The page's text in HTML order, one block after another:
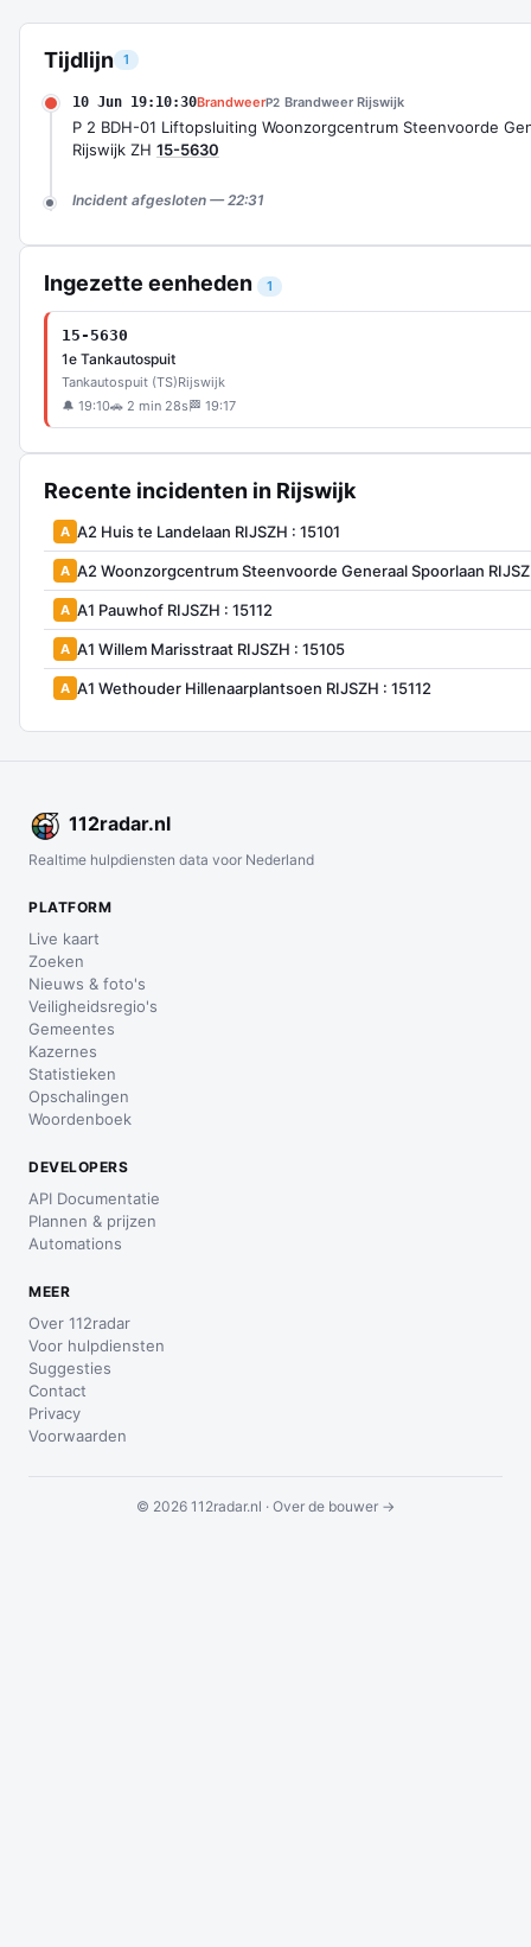
Tijdlijn 1
10 Jun 19:10:30BrandweerP2 Brandweer Rijswijk
P 2 BDH-01 Liftopsluiting Woonzorgcentrum Steenvoorde
Rijswijk ZH 15-5630
Incident afgesloten — 22:31
Ingezette eenheden 1
15-5630
1e Tankautospuit
Tankautospuit (TS)Rijswijk
🔔 19:10🚗 2 min 28s 🏁 19:17
Recente incidenten in Rijswijk
A A2 Huis te Landelaan RIJSZH : 15101
A A2 Woonzorgcentrum Steenvoorde Generaal Spoorlaan
A A1 Pauwhof RIJSZH : 15112
A A1 Willem Marisstraat RIJSZH : 15105
A A1 Wethouder Hillenaarplantsoen RIJSZH : 15112
112radar.nl
Realtime hulpdiensten data voor Nederland
PLATFORM
Live kaart
Zoeken
Nieuws & foto's
Veiligheidsregio's
Gemeentes
Kazernes
Statistieken
Opschalingen
Woordenboek
DEVELOPERS
API Documentatie
Plannen & prijzen
Automations
MEER
Over 112radar
Voor hulpdiensten
Suggesties
Contact
Privacy
Voorwaarden
© 2026 112radar.nl · Over de bouwer →